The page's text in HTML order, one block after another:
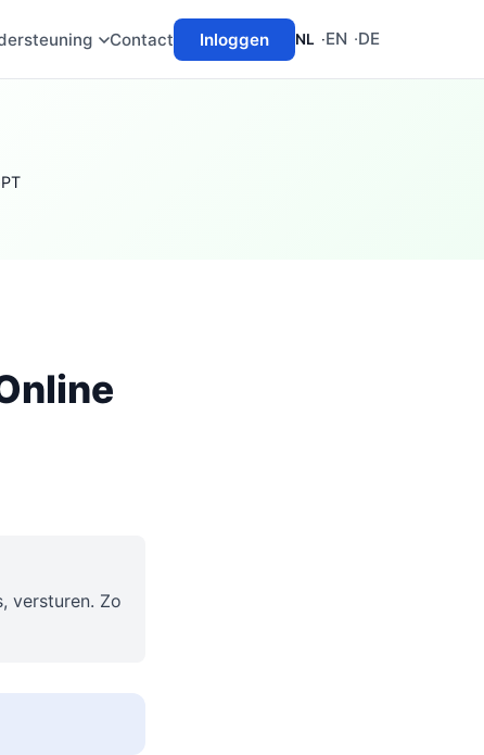
Contact Inloggen NL EN DE
versturen. Zo